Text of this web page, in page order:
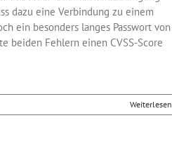
dazu eine Verbindung zu einem
ein besonders langes Passwort von
beiden Fehlern einen CVSS-Score
Weiterlesen